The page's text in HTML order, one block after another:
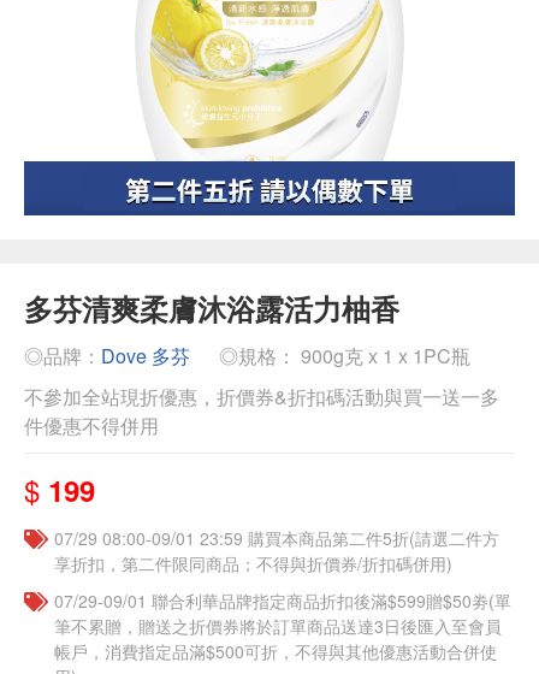
多芬清爽柔膚沐浴露活力柚香
◎品牌： Dove 多芬
◎規格： 900g克 x 1 x 1PC瓶
不參加全站現折優惠，折價券&折扣碼活動與買一送一多
件優惠不得併用
$ 199
07/29 08:00-09/01 23:59 購買本商品第二件5折(請選二件方
享折扣，第二件限同商品；不得與折價券/折扣碼併用)
07/29-09/01 聯合利華品牌指定商品折扣後滿$599贈$50劵(單
筆不累贈，贈送之折價券將於訂單商品送達3日後匯入至會員
帳戶，消費指定品滿$500可折，不得與其他優惠活動合併使